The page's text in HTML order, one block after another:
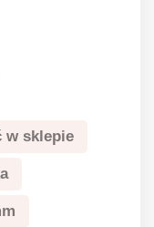
w sklepie